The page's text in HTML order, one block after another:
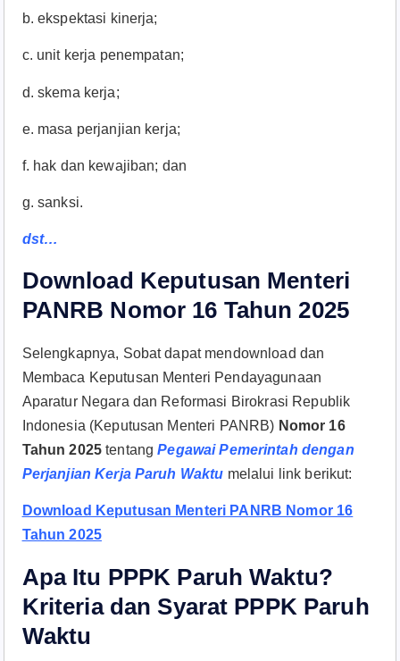
b. ekspektasi kinerja;
c. unit kerja penempatan;
d. skema kerja;
e. masa perjanjian kerja;
f. hak dan kewajiban; dan
g. sanksi.
dst…
Download Keputusan Menteri
PANRB Nomor 16 Tahun 2025
Selengkapnya, Sobat dapat mendownload dan
Membaca Keputusan Menteri Pendayagunaan
Aparatur Negara dan Reformasi Birokrasi Republik
Indonesia (Keputusan Menteri PANRB) Nomor 16
Tahun 2025tentangPegawai Pemerintah dengan
Perjanjian Kerja Paruh Waktu melalui link berikut:
Download Keputusan Menteri PANRB Nomor 16
Tahun 2025
Apa Itu PPPK Paruh Waktu?
Kriteria dan Syarat PPPK Paruh
Waktu